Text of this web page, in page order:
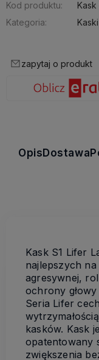
Kod produktu:
Kask
Kategoria:
zapytaj o produkt
OpisDostawa
Kask S1 Lifer
najlepszych
agresywnej,
ochrony
Seria Lifer
kasków. Kask
opatentowany
zwiększenia